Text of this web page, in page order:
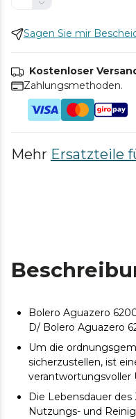
Sagen Sie mir
Kostenloser
Zahlungsmethoden.
Mehr Ersatzteile
Bolero Aguazero
D/ Bolero Aguazero
Um die
sicherzustellen, ist
Die Lebensdauer
Nutzungs- und